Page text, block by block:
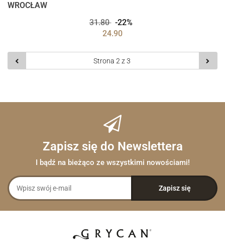
WROCŁAW
31.80
-22%
24.90
Zapisz się do Newslettera
I bądź na bieżąco ze wszystkimi nowościami!